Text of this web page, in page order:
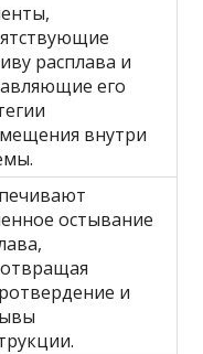
расплава и
его
внутри
остывание
и